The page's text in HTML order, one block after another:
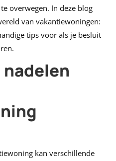
overwegen. In deze blog
van vakantiewoningen:
tips voor als je besluit
nadelen
kan verschillende